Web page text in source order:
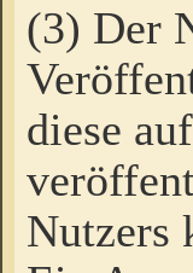
(3) Der
diese
Nutzers